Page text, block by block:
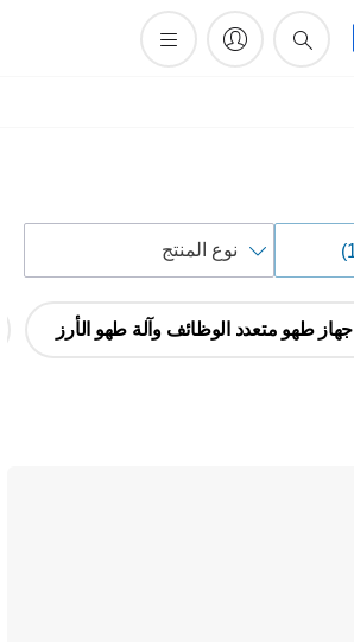
حسب
جهاز طهو متعدد الوظائف وآلة طهو الأرز